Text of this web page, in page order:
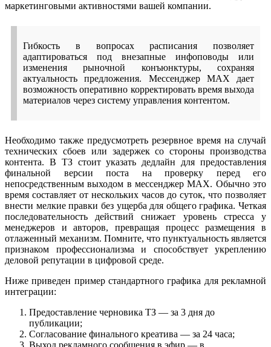
маркетинговыми активностями вашей компании.
Гибкость в вопросах расписания позволяет
адаптироваться под внезапные инфоповоды или
изменения рыночной конъюнктуры, сохраняя
актуальность предложения. Мессенджер MAX дает
возможность оперативно корректировать время выхода
материалов через систему управления контентом.
Необходимо также предусмотреть резервное время на случай
технических сбоев или задержек со стороны производства
контента. В ТЗ стоит указать дедлайн для предоставления
финальной версии поста на проверку перед его
непосредственным выходом в мессенджер MAX. Обычно это
время составляет от нескольких часов до суток, что позволяет
внести мелкие правки без ущерба для общего графика. Четкая
последовательность действий снижает уровень стресса у
менеджеров и авторов, превращая процесс размещения в
отлаженный механизм. Помните, что пунктуальность является
признаком профессионализма и способствует укреплению
деловой репутации в цифровой среде.
Ниже приведен пример стандартного графика для рекламной
интеграции:
Предоставление черновика ТЗ — за 3 дня до
публикации;
Согласование финального креатива — за 24 часа;
Выход рекламного сообщения в эфир — в